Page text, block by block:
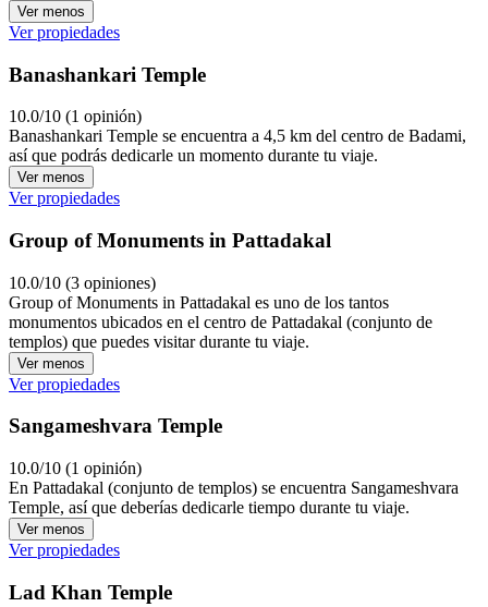
Ver menos
Ver propiedades
Banashankari Temple
10.0/10 (1 opinión)
Banashankari Temple se encuentra a 4,5 km del centro de Badami,
así que podrás dedicarle un momento durante tu viaje.
Ver menos
Ver propiedades
Group of Monuments in Pattadakal
10.0/10 (3 opiniones)
Group of Monuments in Pattadakal es uno de los tantos
monumentos ubicados en el centro de Pattadakal (conjunto de
templos) que puedes visitar durante tu viaje.
Ver menos
Ver propiedades
Sangameshvara Temple
10.0/10 (1 opinión)
En Pattadakal (conjunto de templos) se encuentra Sangameshvara
Temple, así que deberías dedicarle tiempo durante tu viaje.
Ver menos
Ver propiedades
Lad Khan Temple